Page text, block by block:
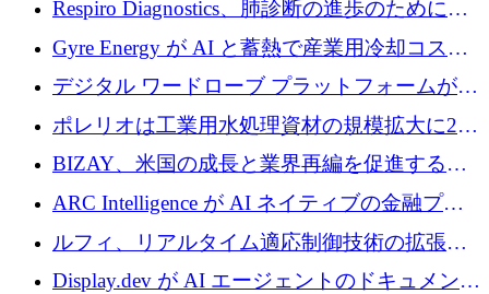
Respiro Diagnostics、肺診断の進歩のために
100 万ポンドを確保
Gyre Energy が AI と蓄熱で産業用冷却コスト
を削減するために 130 万ドルを調達
デジタル ワードローブ プラットフォームが
1,000 万人のユーザーに到達し、Whering が
700 万ドルを獲得
ポレリオは工業用水処理資材の規模拡大に240
万ユーロを確保
BIZAY、米国の成長と業界再編を促進するた
めに5,500万ドルを確保
ARC Intelligence が AI ネイティブの金融プラ
ットフォームを拡大するために 400 万ユーロ
ルフィ、リアルタイム適応制御技術の拡張に
810万ポンドを確保
Display.dev が AI エージェントのドキュメント